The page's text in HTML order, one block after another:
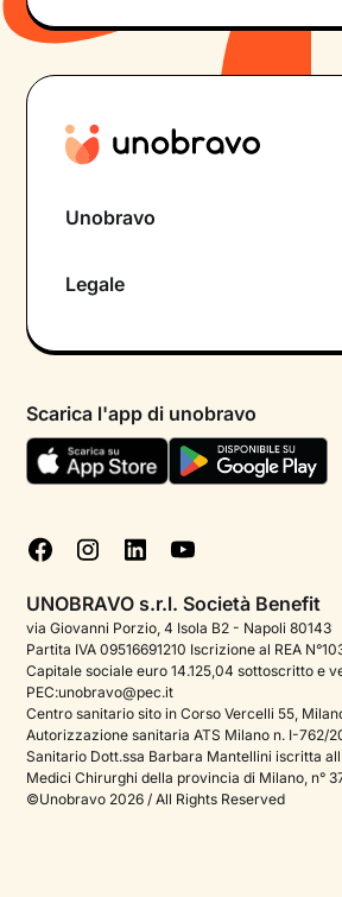
Unobravo
Psicologo in chat
Aiuto urgente
FAQ
Podcast di psicologia
Corporate
Psicologo italiano all'estero
Sala stampa
Bandi e premi
Legale
Termini e condizioni
Informativa Privacy
Cookie policy
Gestisci cookie
Scarica l'app di unobravo
UNOBRAVO s.r.l. Società Benefit
via Giovanni Porzio, 4 Isola B2 - Napoli 80143
Partita IVA 09516691210 Iscrizione al REA
Capitale sociale euro 14.125,04 sottoscritto e
PEC:unobravo@pec.it
Centro sanitario sito in Corso Vercelli 55,
Autorizzazione sanitaria ATS Milano n. I-762/
Sanitario Dott.ssa Barbara Mantellini iscritta
Medici Chirurghi della provincia di Milano, n°
©Unobravo 2026 / All Rights Reserved